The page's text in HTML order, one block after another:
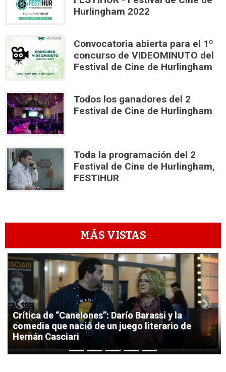
Hurlingham 2022
Convocatoria abierta para el 1º
concurso de VIDEOMINUTO del
Festival de Cine de Hurlingham
Todos los ganadores del 2
Festival de Cine de Hurlingham
Toda la programación del 2
Festival de Cine de Hurlingham,
FESTIHUR
MÁS VISTAS
1
Crítica de “Canelones”: Darío Barassi y la
comedia que nació de un juego literario de
Hernán Casciari
Previous Next